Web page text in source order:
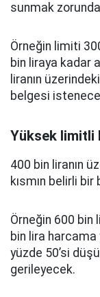
sunmak
Örneğin limiti
bin liraya kadar
liranın
belgesi
Yüksek limitli
400 bin liranın
kısmın belirli
Örneğin 600 bin
bin lira harcama
yüzde 50’si
gerileyecek.